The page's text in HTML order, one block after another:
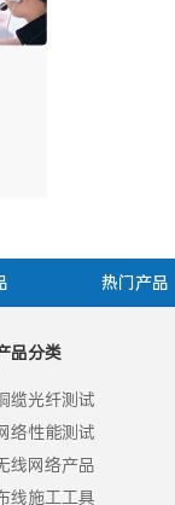
热门产品
品分类
缆光纤测试
络性能测试
线网络产品
线施工工具